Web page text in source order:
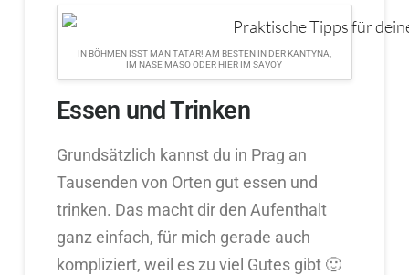
IN BÖHMEN ISST MAN TATAR! AM BESTEN IN DER KANTYNA,
IM NASE MASO ODER HIER IM SAVOY
Essen und Trinken
Grundsätzlich kannst du in Prag an
Tausenden von Orten gut essen und
trinken. Das macht dir den Aufenthalt
ganz einfach, für mich gerade auch
kompliziert, weil es zu viel Gutes gibt 🙂